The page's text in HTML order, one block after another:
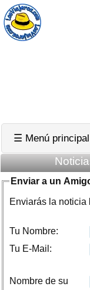
☰ Menú principal
Enviar a un
Enviarás la noticia
Tu Nombre:
Tu E-Mail:
Nombre de su